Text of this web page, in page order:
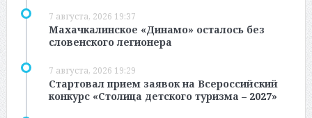
7 августа, 2026 19:37
Махачкалинское «Динамо» осталось без
словенского легионера
7 августа, 2026 19:29
Стартовал прием заявок на Всероссийский
конкурс «Столица детского туризма – 2027»